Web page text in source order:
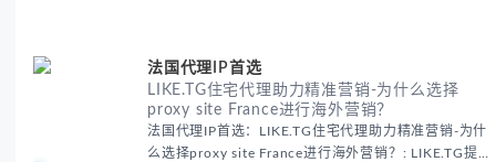
法国代理IP首选
LIKE.TG住宅代理助力精准营销-为什么选择
proxy site France进行海外营销？
法国代理IP首选：LIKE.TG住宅代理助力精准营销-为什
么选择proxy site France进行海外营销？: LIKE.TG提